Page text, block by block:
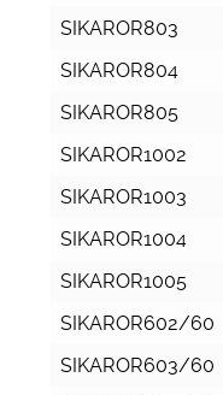
SIKAROR803
SIKAROR804
SIKAROR805
SIKAROR1002
SIKAROR1003
SIKAROR1004
SIKAROR1005
SIKAROR602/60
SIKAROR603/60